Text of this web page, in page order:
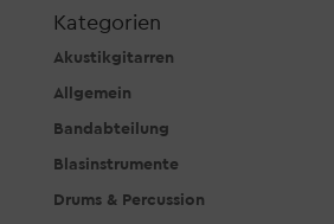
Kategorien
Akustikgitarren
Allgemein
Bandabteilung
Blasinstrumente
Drums & Percussion